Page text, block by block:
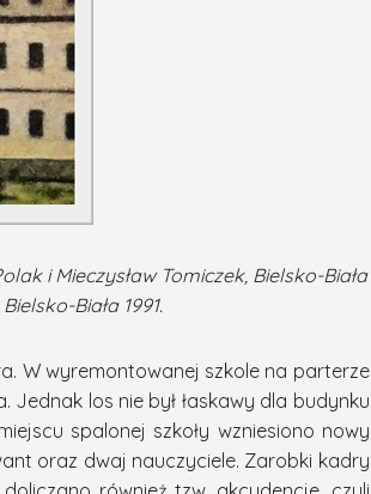
i Mieczysław Tomiczek, Bielsko-Biała
Biała 1991.
W wyremontowanej szkole na parterze
los nie był łaskawy dla budynku
spalonej szkoły wzniesiono nowy
oraz dwaj nauczyciele. Zarobki kadry